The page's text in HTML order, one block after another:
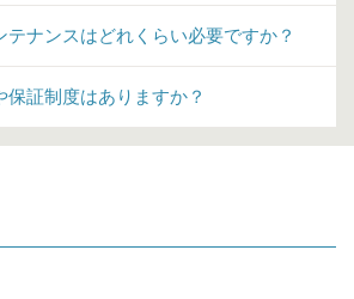
テナンスはどれくらい必要ですか？
証制度はありますか？